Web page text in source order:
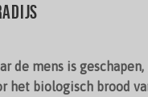
de mens is
het biologisch brood